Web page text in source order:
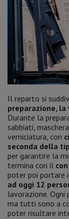
Il reparto si
preparazione,
Durante la
sabbiati,
verniciatura, con
seconda della
per garantire la
termina con il
poter poi portare
ad oggi 12
lavorazione. Ogni
ma tutti sono a
poter risultare